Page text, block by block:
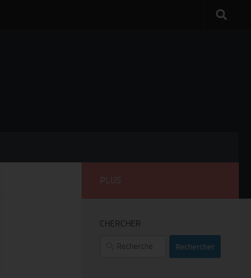
CHERCHER
Rechercher :